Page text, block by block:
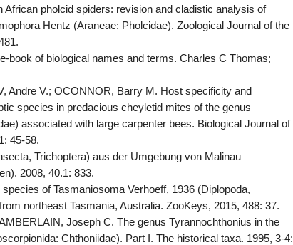
African pholcid spiders: revision and cladistic analysis of
Hentz (Araneae: Pholcidae). Zoological Journal of the
book of biological names and terms. Charles C Thomas;
Andre V.; OCONNOR, Barry M. Host specificity and
species in predacious cheyletid mites of the genus
associated with large carpenter bees. Biological Journal of
45-58.
Trichoptera) aus der Umgebung von Malinau
2008, 40.1: 833.
of Tasmaniosoma Verhoeff, 1936 (Diplopoda,
northeast Tasmania, Australia. ZooKeys, 2015, 488: 37.
Joseph C. The genus Tyrannochthonius in the
Chthoniidae). Part I. The historical taxa. 1995, 3-4: